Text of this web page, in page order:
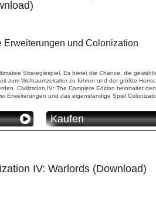
und Colonization
Strategiespiel. Es bietet die Chance, die
zum Weltraumzeitalter zu führen und der größte
Civilization IV: The Complete Edition beinhaltet den
Erweiterungen und das eigenständige Spiel
Kaufen
IV: Warlords (Download)